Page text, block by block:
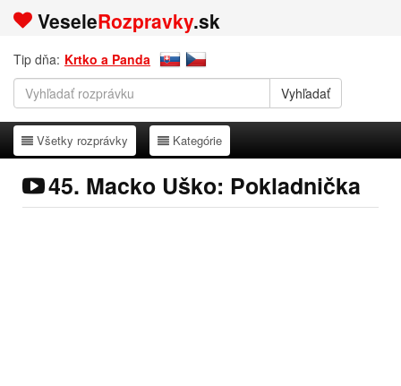
VeseleRozpravky.sk
Tip dňa: Krtko a Panda
Všetky rozprávky
Všetky rozprávky Kategórie
Kategórie
45. Macko Uško: Pokladnička